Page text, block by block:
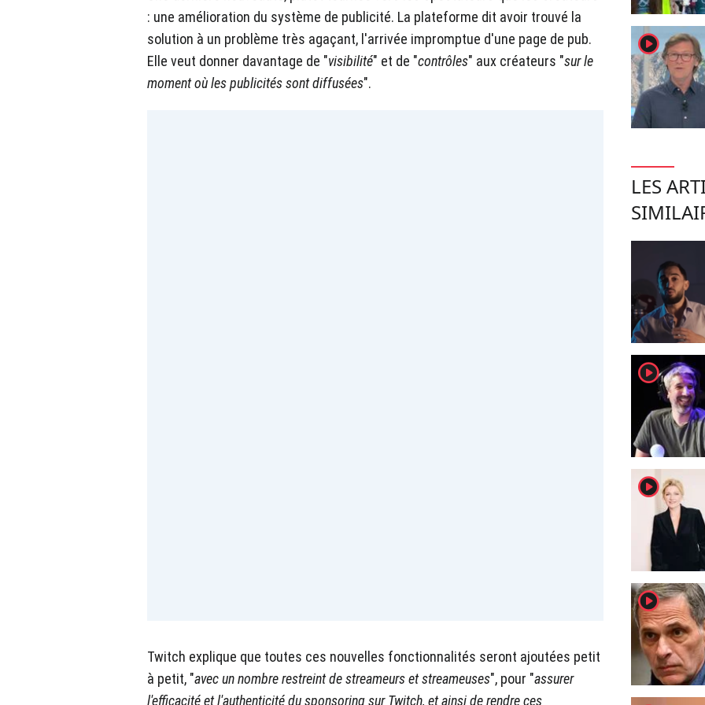
: une amélioration du système de publicité. La plateforme dit avoir trouvé la
solution à un problème très agaçant, l'arrivée impromptue d'une page de pub.
Elle veut donner davantage de "visibilité" et de "contrôles" aux créateurs "sur le
moment où les publicités sont diffusées".
Twitch explique que toutes ces nouvelles fonctionnalités seront ajoutées petit
à petit, "avec un nombre restreint de streameurs et streameuses", pour "assurer
l'efficacité et l'authenticité du sponsoring sur Twitch, et ainsi de rendre ces
player2
LES
player2
player2
player2